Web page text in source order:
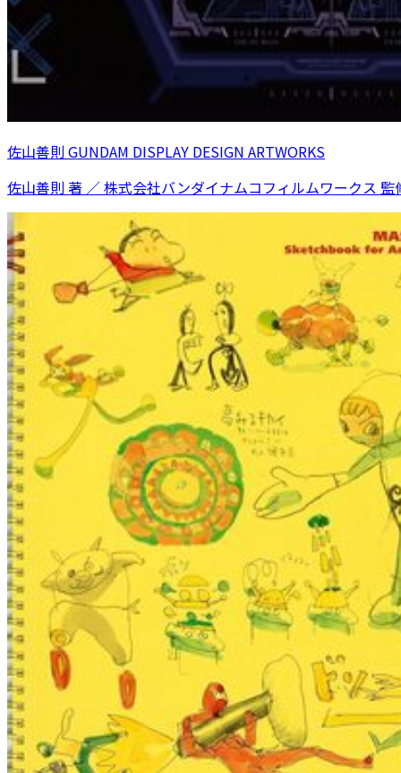
佐山善則 GUNDAM DISPLAY DESIGN ARTWORKS
佐山善則 著 ／ 株式会社バンダイナムコフィルムワークス 監